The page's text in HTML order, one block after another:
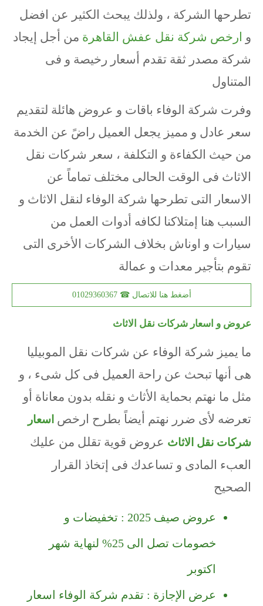
تطرحها الشركة ، ولذلك يبحث الكثير عن افضل
و ارخص شركة نقل عفش القاهرة من أجل إيجاد
شركة مصدر ثقة تقدم أسعار رخيصة و فى
المتناول
وفرت شركة الوفاء باقات و عروض هائلة لتقديم
سعر عادل و مميز يجعل العميل راضً عن الخدمة
من حيث الكفاءة و التكلفة ، سعر شركات نقل
الاثاث فى الوقت الحالى مختلف تماماً عن
الاسعار التى تطرحها شركة الوفاء لنقل الاثاث و
السبب هنا إمتلاكنا لكافه أدوات العمل من
سيارات و اوناش بخلاف الشركات الأخرى التى
تقوم بتأجير معدات و عمالة
أضغط هنا للاتصال ☎ 01029360367
عروض و اسعار شركات نقل الاثاث
ما يميز شركة الوفاء عن شركات نقل الموبيليا
هى أنها تبحث عن راحة العميل فى كل شىء ، و
مثل ما نهتم بحماية الأثاث و نقله بدون معاناة أو
تعرضه لأى ضرر نهتم أيضاً بطرح ارخص اسعار
شركات نقل الاثاث عروض قوية تقلل من عليك
العبء المادى و تساعدك فى إتخاذ القرار
الصحيح
عروض صيف 2025 : تخفيضات و
خصومات تصل الى 25% لنهاية شهر
اكتوبر
عرض الإجازة : تقدم شركة الوفاء اسعار